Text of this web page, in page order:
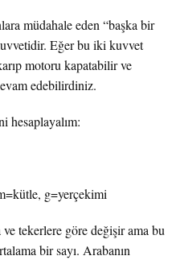
müdahale eden “başka bir
Eğer bu iki kuvvet
motoru kapatabilir ve
edebilirdiniz.
hesaplayalım:
g=yerçekimi
tekerlere göre değişir ama bu
bir sayı. Arabanın